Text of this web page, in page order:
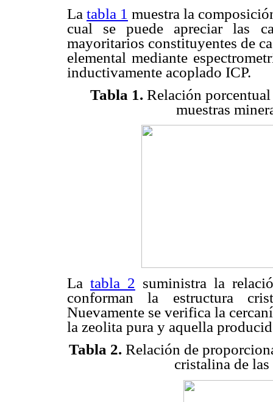
La tabla 1 muestra la
cual se puede apreciar las
mayoritarios constituyentes de
elemental mediante
inductivamente acoplado ICP.
Tabla 1. Relación porcentual
muestras
La tabla 2 suministra la
conforman la estructura
Nuevamente se verifica la
la zeolita pura y aquella
Tabla 2. Relación de
cristalina de